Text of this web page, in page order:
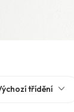
třídění